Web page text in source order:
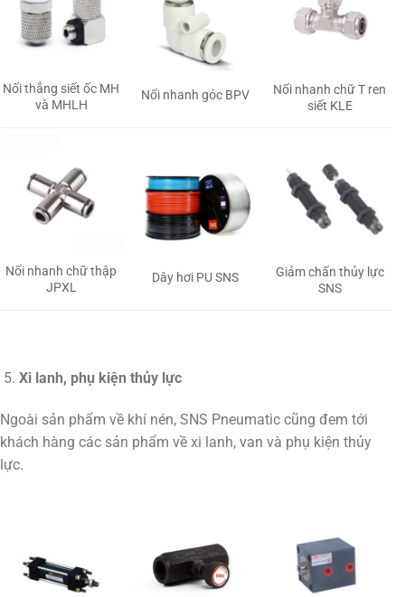
Nối thẳng siết ốc MH
và MHLH
Nối nhanh góc BPV
Nối nhanh chữ T ren
siết KLE
Nối nhanh chữ thập
JPXL
Dây hơi PU SNS
Giảm chấn thủy lực
SNS
Xi lanh, phụ kiện thủy lực
Ngoài sản phẩm về khí nén, SNS Pneumatic cũng đem tới
khách hàng các sản phẩm về xi lanh, van và phụ kiện thủy
lực.